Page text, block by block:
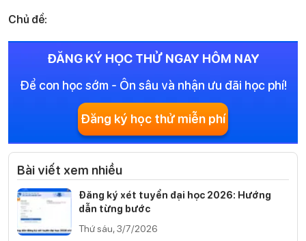
Chủ đề:
ĐĂNG KÝ HỌC THỬ NGAY HÔM NAY
Để con học sớm - Ôn sâu và nhận ưu đãi học phí!
Đăng ký học thử miễn phí
Bài viết xem nhiều
Đăng ký xét tuyển đại học 2026: Hướng
dẫn từng bước
Thứ sáu, 3/7/2026